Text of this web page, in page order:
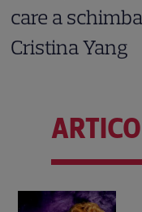
care a
Cristina Yang